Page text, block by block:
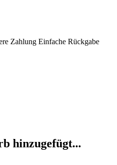
Zahlung Einfache Rückgabe
hinzugefügt...